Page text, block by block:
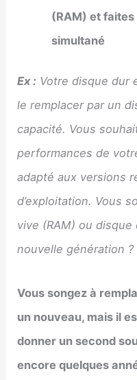
(RAM) et
simultané
Ex : Votre disque dur
le remplacer par un
capacité. Vous
performances de
adapté aux versions
d’exploitation. Vous
vive (RAM) ou disque
nouvelle génération ?
Vous songez à
un nouveau, mais il
donner un second
encore quelques